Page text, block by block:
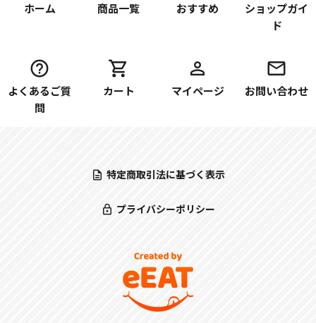
ホーム 商品一覧 おすすめ
ショップガイ
ド
よくあるご質
問
カート マイページ お問い合わせ
特定商取引法に基づく表示
プライバシーポリシー